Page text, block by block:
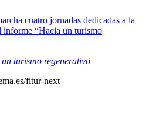
turismo regenerativo
fitur-next